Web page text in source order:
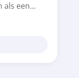
als een...